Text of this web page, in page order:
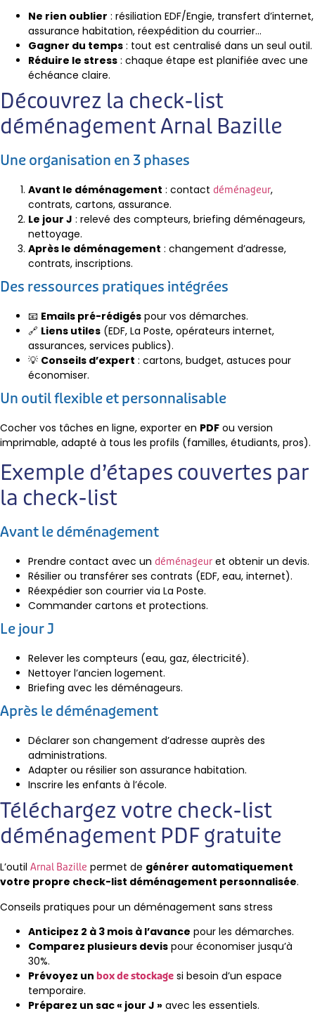
Ne rien oublier : résiliation EDF/Engie, transfert d’internet,
assurance habitation, réexpédition du courrier…
Gagner du temps : tout est centralisé dans un seul outil.
Réduire le stress : chaque étape est planifiée avec une
échéance claire.
Découvrez la check-list
déménagement Arnal Bazille
Une organisation en 3 phases
Avant le déménagement : contact déménageur,
contrats, cartons, assurance.
Le jour J : relevé des compteurs, briefing déménageurs,
nettoyage.
Après le déménagement : changement d’adresse,
contrats, inscriptions.
Des ressources pratiques intégrées
📧 Emails pré-rédigés pour vos démarches.
🔗 Liens utiles (EDF, La Poste, opérateurs internet,
assurances, services publics).
💡 Conseils d’expert : cartons, budget, astuces pour
économiser.
Un outil flexible et personnalisable
Cocher vos tâches en ligne, exporter en PDF ou version
imprimable, adapté à tous les profils (familles, étudiants, pros).
Exemple d’étapes couvertes par
la check-list
Avant le déménagement
Prendre contact avec un déménageur et obtenir un devis.
Résilier ou transférer ses contrats (EDF, eau, internet).
Réexpédier son courrier via La Poste.
Commander cartons et protections.
Le jour J
Relever les compteurs (eau, gaz, électricité).
Nettoyer l’ancien logement.
Briefing avec les déménageurs.
Après le déménagement
Déclarer son changement d’adresse auprès des
administrations.
Adapter ou résilier son assurance habitation.
Inscrire les enfants à l’école.
Téléchargez votre check-list
déménagement PDF gratuite
L’outil Arnal Bazille permet de générer automatiquement
votre propre check-list déménagement personnalisée.
Conseils pratiques pour un déménagement sans stress
Anticipez 2 à 3 mois à l’avance pour les démarches.
Comparez plusieurs devis pour économiser jusqu’à
30%.
Prévoyez un box de stockage si besoin d’un espace
temporaire.
Préparez un sac « jour J » avec les essentiels.